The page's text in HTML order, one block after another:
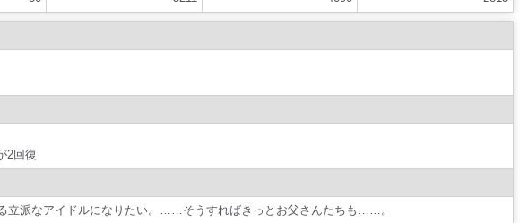
2回復
立派なアイドルになりたい。……そうすればきっとお父さんたちも……。